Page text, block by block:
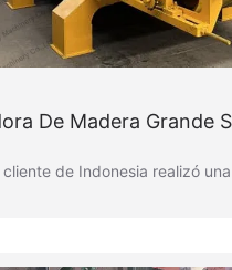
De Madera Grande
de Indonesia realizó